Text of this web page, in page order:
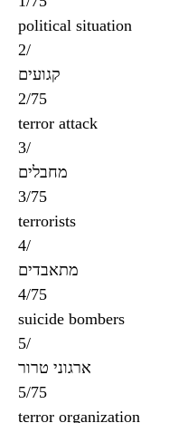
political situation
2/
קגועים
2/75
terror attack
3/
מחבלים
3/75
terrorists
4/
מתאבדים
4/75
suicide bombers
5/
ארגוני טרור
5/75
terror organization